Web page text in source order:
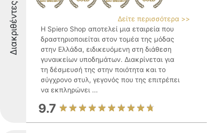
Διακριθέντες
Δείτε περισσότερα >>
Η Spiero Shop αποτελεί μια εταιρεία που
δραστηριοποιείται στον τομέα της μόδας
στην Ελλάδα, ειδικευόμενη στη διάθεση
γυναικείων υποδημάτων. Διακρίνεται για
τη δέσμευσή της στην ποιότητα και το
σύγχρονο στυλ, γεγονός που της επιτρέπει
να εκπληρώνει ...
9.7